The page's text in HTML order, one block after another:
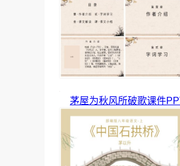
茅屋为秋风所破歌课件